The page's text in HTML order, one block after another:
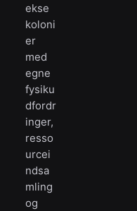
ekse
koloni
er
med
egne
fysiku
dfordr
inger,
resso
urcei
ndsa
mling
og